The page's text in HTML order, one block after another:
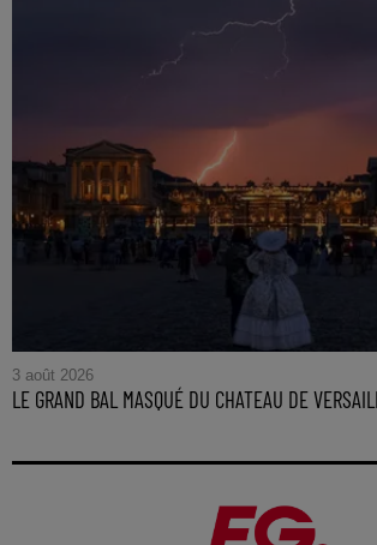
3 août 2026
LE GRAND BAL MASQUÉ DU CHATEAU DE